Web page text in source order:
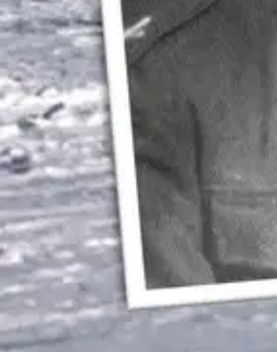
Asiakasomistajalle Bonusta
Verkkokauppa
Ohjeet
Ensitilaajan pikaopas
Myymälänouto
Palautukset
Reklamaatio
Takuu ja huolto
Toimitustavat
Maksutavat
Asennuspalvelut
Tilaus- ja toimitusehdot